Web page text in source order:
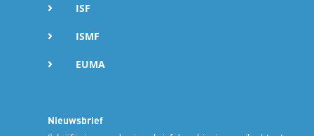
ISF
ISMF
EUMA
Nieuwsbrief